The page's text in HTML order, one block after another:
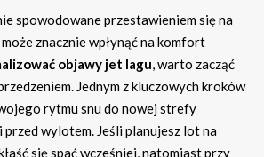
spowodowane przestawieniem się na
znacznie wpłynąć na komfort
objawy jet lagu, warto zacząć
Jednym z kluczowych kroków
rytmu snu do nowej strefy
przed wylotem. Jeśli planujesz lot na
się spać wcześniej, natomiast przy